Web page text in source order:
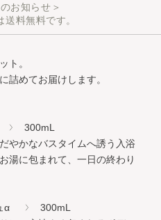
お知らせ＞
送料無料です。
ト。
詰めてお届けします。
300mL
やかなバスタイムへ誘う入浴
湯に包まれて、一日の終わり
α
300mL